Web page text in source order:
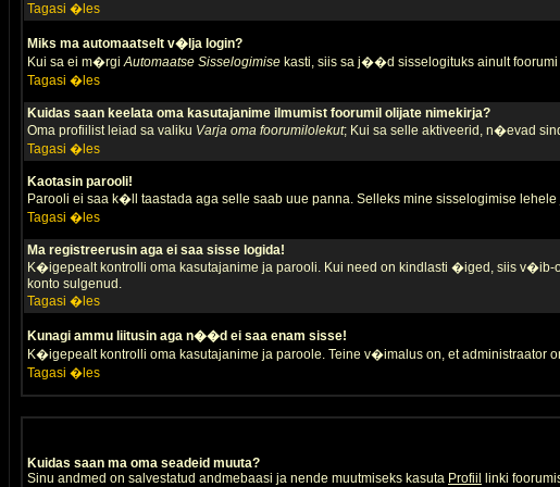
Tagasi �les
Miks ma automaatselt v�lja login?
Kui sa ei m�rgiAutomaatse Sisselogimise kasti, siis sa j��d sisselogituks ainult
Tagasi �les
Kuidas saan keelata oma kasutajanime ilmumist foorumil olijate nimekirja?
Oma profiilist leiad sa valiku Varja oma foorumilolekut; Kui sa selle aktiveerid, n�evad
Tagasi �les
Kaotasin parooli!
Parooli ei saa k�ll taastada aga selle saab uue panna. Selleks mine sisselogimise lehele
Tagasi �les
Ma registreerusin aga ei saa sisse logida!
K�igepealt kontrolli oma kasutajanime ja parooli. Kui need on kindlasti �iged, siis
konto sulgenud.
Tagasi �les
Kunagi ammu liitusin aga n��d ei saa enam sisse!
K�igepealt kontrolli oma kasutajanime ja paroole. Teine v�imalus on, et administraator
Tagasi �les
Kuidas saan ma oma seadeid muuta?
Sinu andmed on salvestatud andmebaasi ja nende muutmiseks kasuta Profiil
linki